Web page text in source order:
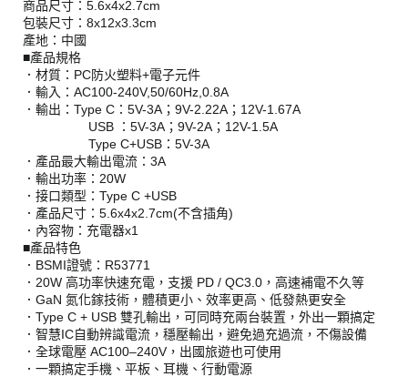
商品尺寸：5.6x4x2.7cm
包裝尺寸：8x12x3.3cm
產地：中國
■產品規格
．材質：PC防火塑料+電子元件
．輸入：AC100-240V,50/60Hz,0.8A
．輸出：Type C：5V-3A；9V-2.22A；12V-1.67A
USB ：5V-3A；9V-2A；12V-1.5A
Type C+USB：5V-3A
．產品最大輸出電流：3A
．輸出功率：20W
．接口類型：Type C +USB
．產品尺寸：5.6x4x2.7cm(不含插角)
．內容物：充電器x1
■產品特色
．BSMI證號：R53771
．20W 高功率快速充電，支援 PD / QC3.0，高速補電不久等
．GaN 氮化鎵技術，體積更小、效率更高、低發熱更安全
．Type C + USB 雙孔輸出，可同時充兩台裝置，外出一顆搞定
．智慧IC自動辨識電流，穩壓輸出，避免過充過流，不傷設備
．全球電壓 AC100–240V，出國旅遊也可使用
．一顆搞定手機、平板、耳機、行動電源